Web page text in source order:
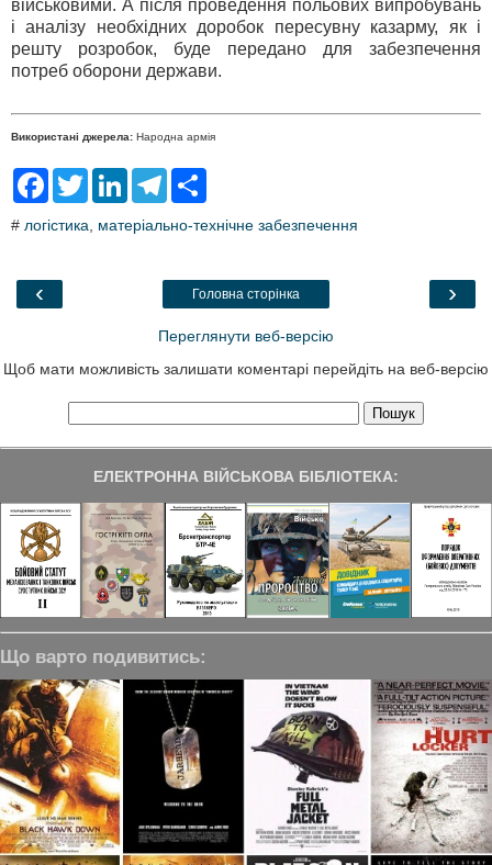
військовими. А після проведення польових випробувань
і аналізу необхідних доробок пересувну казарму, як і
решту розробок, буде передано для забезпечення
потреб оборони держави.
Використані джерела: Народна армія
F
e
o
T
t
L
k
T
e
a
r
# логістика, матеріально-технічне забезпечення
‹ ›
Головна сторінка
Переглянути веб-версію
Щоб мати можливість залишати коментарі перейдіть на веб-версію
ЕЛЕКТРОННА ВІЙСЬКОВА БІБЛІОТЕКА:
Що варто подивитись: